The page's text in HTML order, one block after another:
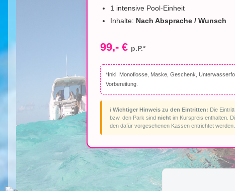
1 intensive Pool-Einheit
Inhalte: Nach Absprache / Wunsch
99,- € p.P.*
*Inkl. Monoflosse, Maske, Geschenk,
Vorbereitung.
ℹ️ Wichtiger Hinweis zu den Eintritten: Die
bzw. den Park sind nicht im Kurspreis enthalten.
den dafür vorgesehenen Kassen entrichtet werden.